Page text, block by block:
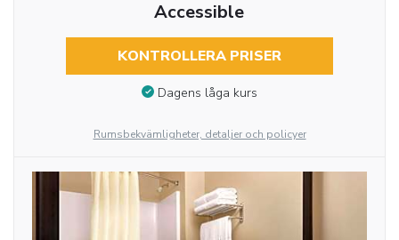
Accessible
KONTROLLERA PRISER
Dagens låga kurs
Rumsbekvämligheter, detaljer och policyer